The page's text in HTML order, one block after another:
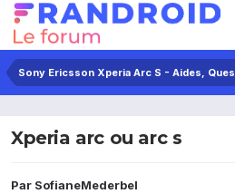
Xperia arc ou arc s
Par SofianeMederbel